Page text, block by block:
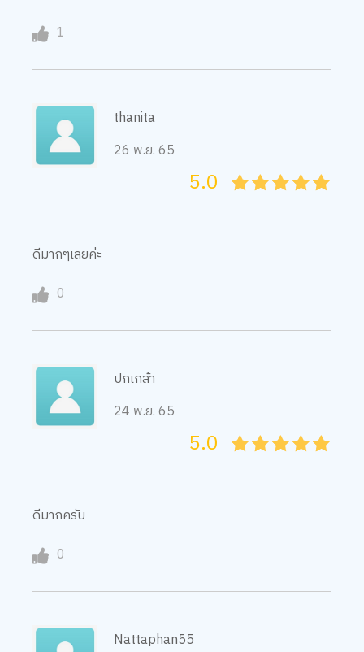
1
thanita
26 พ.ย. 65
45
4
35
3
25
2
15
1
05
5.0
ดีมากๆเลยค่ะ
0
ปกเกล้า
24 พ.ย. 65
45
4
35
3
25
2
15
1
05
5.0
ดีมากครับ
0
Nattaphan55